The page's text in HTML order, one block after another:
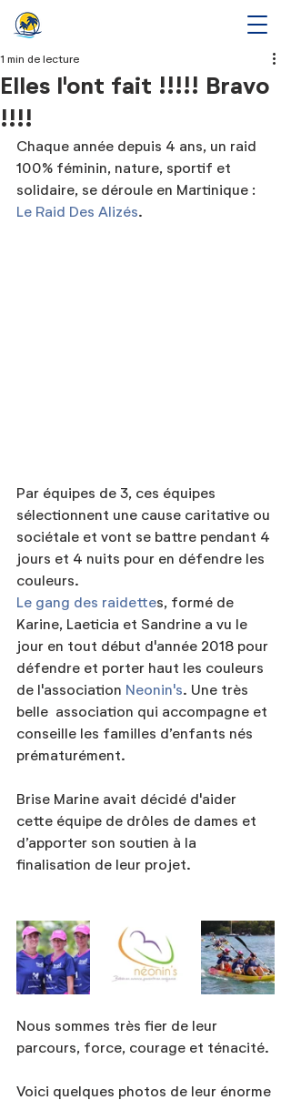
Elles l'ont fait !!!!! Bravo
!!!!
1 min de lecture
Chaque année depuis 4 ans, un raid
100% féminin, nature, sportif et
solidaire, se déroule en Martinique :
Le Raid Des Alizés.
Par équipes de 3, ces équipes
sélectionnent une cause caritative ou
sociétale et vont se battre pendant 4
jours et 4 nuits pour en défendre les
couleurs.
Le gang des raidettes, formé de
Karine, Laeticia et Sandrine a vu le
jour en tout début d'année 2018 pour
défendre et porter haut les couleurs
de l'association Neonin's. Une très
belle  association qui accompagne et
conseille les familles d’enfants nés
prématurément.
Brise Marine avait décidé d'aider
cette équipe de drôles de dames et
d’apporter son soutien à la
finalisation de leur projet.
Nous sommes très fier de leur
parcours, force, courage et ténacité.
Voici quelques photos de leur énorme